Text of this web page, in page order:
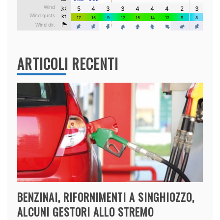
ARTICOLI RECENTI
BENZINAI, RIFORNIMENTI A SINGHIOZZO,
ALCUNI GESTORI ALLO STREMO